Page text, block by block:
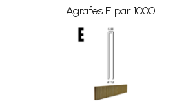
Agrafes E par 1000